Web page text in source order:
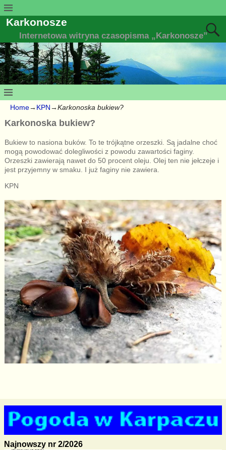
Karkonosze
Internetowa witryna czasopisma „Karkonosze”
Home→ KPN→Karkonoska bukiew?
Karkonoska bukiew?
Bukiew to nasiona buków. To te trójkątne orzeszki. Są jadalne choć
mogą powodować dolegliwości z powodu zawartości faginy.
Orzeszki zawierają nawet do 50 procent oleju. Olej ten nie jełczeje i
jest przyjemny w smaku. I już faginy nie zawiera.
KPN
Najnowszy nr 2/2026